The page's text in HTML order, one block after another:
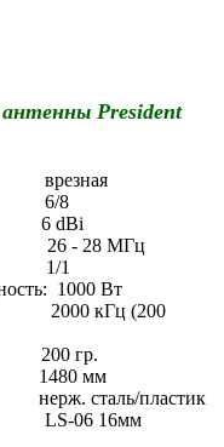
President
6/8
dBi
- 28 МГц
1/1
1000 Вт
кГц (200
гр.
мм
пластик
06 16мм